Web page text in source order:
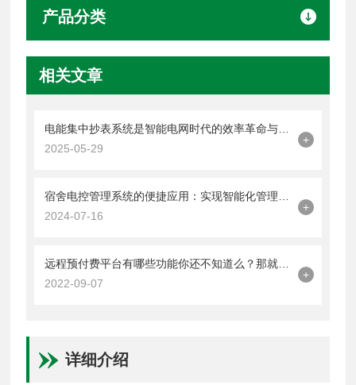
产品分类
相关文章
2025-05-29
+
2024-07-16
+
2022-09-07
+
详细介绍